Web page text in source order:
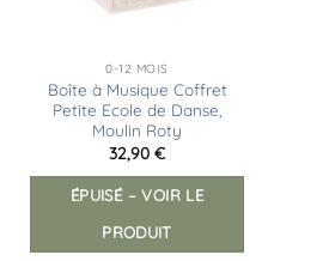
0-12 MOIS
Boîte à Musique Coffret
Petite Ecole de Danse,
Moulin Roty
32,90 €
ÉPUISÉ – VOIR LE
PRODUIT